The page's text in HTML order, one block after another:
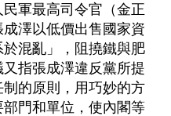
軍最高司令官（金正
澤以低價出售國家資
混亂」，阻撓鐵與肥
指張成澤違反黨所提
的原則，用巧妙的方
門和單位，使內閣等